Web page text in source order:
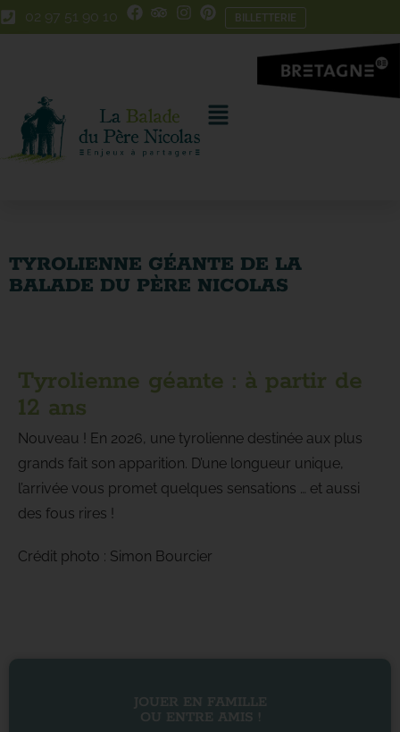
Skip
to
Aller
à
02 97 51 90 10 BILLETTERIE
TYROLIENNE GÉANTE DE LA
BALADE DU PÈRE NICOLAS
Tyrolienne géante : à partir de
12 ans
Nouveau ! En 2026, une tyrolienne destinée aux plus
grands fait son apparition. D’une longueur unique,
l’arrivée vous promet quelques sensations … et aussi
des fous rires !
Crédit photo : Simon Bourcier
JOUER EN FAMILLE
OU ENTRE AMIS !